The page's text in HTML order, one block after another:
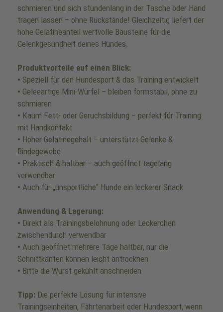
schmieren und sich stundenlang in der Tasche oder Hand
tragen lassen – ohne Rückstände! Gleichzeitig liefert der
hohe Gelatineanteil wertvolle Bausteine für die
Gelenkgesundheit deines Hundes.
Produktvorteile auf einen Blick:
• Speziell für den Hundesport & das Training entwickelt
• Geleeartige Mini-Würfel – bleiben formstabil, ohne zu
schmieren
• Kaum Fett- oder Geruchsbildung – perfekt für Training
mit Handkontakt
• Hoher Gelatinegehalt – unterstützt Gelenke &
Bindegewebe
• Praktisch & haltbar – auch geöffnet tagelang
verwendbar
• Auch für „unsportliche“ Hunde ein leckerer Snack
Anwendung & Lagerung:
• Direkt als Trainingsbelohnung oder Leckerchen
zwischendurch verwendbar
• Auch geöffnet mehrere Tage haltbar, nur die
Schnittkanten können leicht antrocknen
• Bitte die Wurst gekühlt anschneiden
Tipp: Die perfekte Lösung für intensive
Trainingseinheiten, Fährtenarbeit oder Hundesport, wenn